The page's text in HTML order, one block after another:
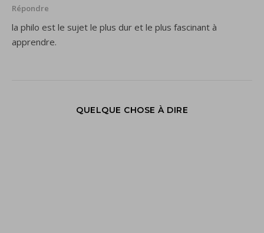
Répondre
la philo est le sujet le plus dur et le plus fascinant à
apprendre.
QUELQUE CHOSE À DIRE